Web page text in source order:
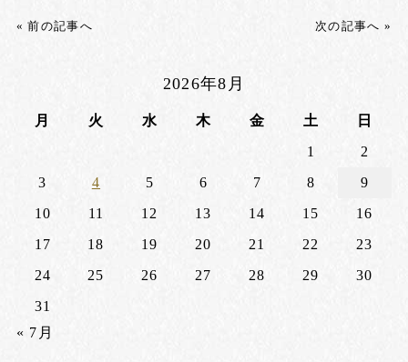
« 前の記事へ 次の記事へ »
2026年8月
月 火 水 木 金 土
日
1
2
3
4 5 6 7 8
9
10
11 12 13 14 15
16
17
18 19 20 21 22
23
24
25 26 27 28 29
30
31
« 7月